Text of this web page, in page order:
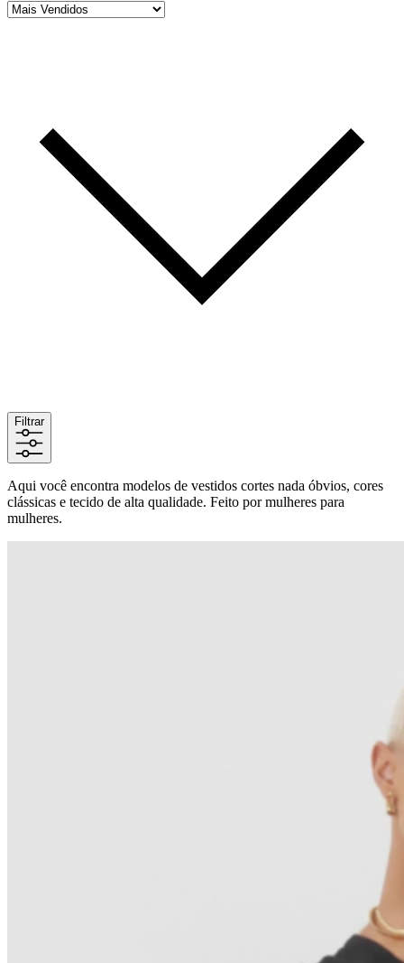
Filtrar
Aqui você encontra modelos de vestidos cortes nada óbvios, cores
clássicas e tecido de alta qualidade. Feito por mulheres para
mulheres.